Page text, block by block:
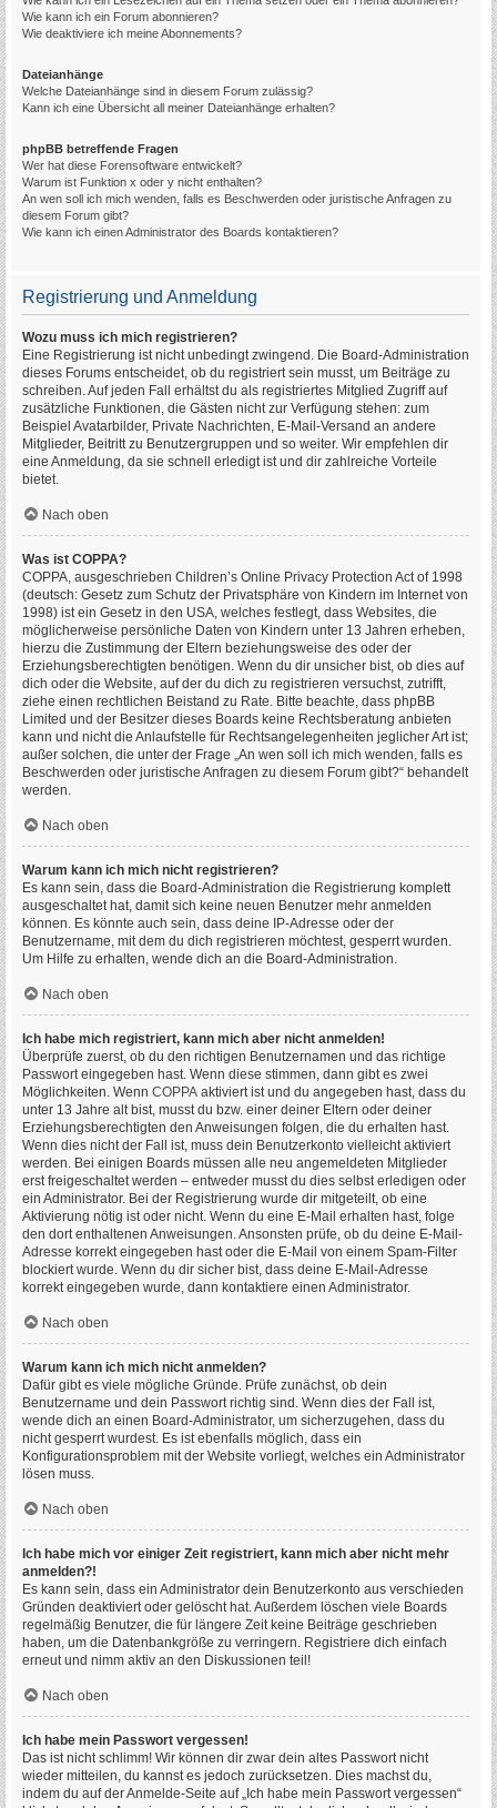
Wie kann ich ein Forum abonnieren?
Wie deaktiviere ich meine Abonnements?
Dateianhänge
Welche Dateianhänge sind in diesem Forum zulässig?
Kann ich eine Übersicht all meiner Dateianhänge erhalten?
phpBB betreffende Fragen
Wer hat diese Forensoftware entwickelt?
Warum ist Funktion x oder y nicht enthalten?
An wen soll ich mich wenden, falls es Beschwerden oder juristische Anfragen zu
diesem Forum gibt?
Wie kann ich einen Administrator des Boards kontaktieren?
Registrierung und Anmeldung
Wozu muss ich mich registrieren?
Eine Registrierung ist nicht unbedingt zwingend. Die Board-Administration
dieses Forums entscheidet, ob du registriert sein musst, um Beiträge zu
schreiben. Auf jeden Fall erhältst du als registriertes Mitglied Zugriff auf
zusätzliche Funktionen, die Gästen nicht zur Verfügung stehen: zum
Beispiel Avatarbilder, Private Nachrichten, E-Mail-Versand an andere
Mitglieder, Beitritt zu Benutzergruppen und so weiter. Wir empfehlen dir
eine Anmeldung, da sie schnell erledigt ist und dir zahlreiche Vorteile
bietet.
Nach oben
Was ist COPPA?
COPPA, ausgeschrieben Children’s Online Privacy Protection Act of 1998
(deutsch: Gesetz zum Schutz der Privatsphäre von Kindern im Internet von
1998) ist ein Gesetz in den USA, welches festlegt, dass Websites, die
möglicherweise persönliche Daten von Kindern unter 13 Jahren erheben,
hierzu die Zustimmung der Eltern beziehungsweise des oder der
Erziehungsberechtigten benötigen. Wenn du dir unsicher bist, ob dies auf
dich oder die Website, auf der du dich zu registrieren versuchst, zutrifft,
ziehe einen rechtlichen Beistand zu Rate. Bitte beachte, dass phpBB
Limited und der Besitzer dieses Boards keine Rechtsberatung anbieten
kann und nicht die Anlaufstelle für Rechtsangelegenheiten jeglicher Art ist;
außer solchen, die unter der Frage „An wen soll ich mich wenden, falls es
Beschwerden oder juristische Anfragen zu diesem Forum gibt?“ behandelt
werden.
Nach oben
Warum kann ich mich nicht registrieren?
Es kann sein, dass die Board-Administration die Registrierung komplett
ausgeschaltet hat, damit sich keine neuen Benutzer mehr anmelden
können. Es könnte auch sein, dass deine IP-Adresse oder der
Benutzername, mit dem du dich registrieren möchtest, gesperrt wurden.
Um Hilfe zu erhalten, wende dich an die Board-Administration.
Nach oben
Ich habe mich registriert, kann mich aber nicht anmelden!
Überprüfe zuerst, ob du den richtigen Benutzernamen und das richtige
Passwort eingegeben hast. Wenn diese stimmen, dann gibt es zwei
Möglichkeiten. Wenn COPPA aktiviert ist und du angegeben hast, dass du
unter 13 Jahre alt bist, musst du bzw. einer deiner Eltern oder deiner
Erziehungsberechtigten den Anweisungen folgen, die du erhalten hast.
Wenn dies nicht der Fall ist, muss dein Benutzerkonto vielleicht aktiviert
werden. Bei einigen Boards müssen alle neu angemeldeten Mitglieder
erst freigeschaltet werden – entweder musst du dies selbst erledigen oder
ein Administrator. Bei der Registrierung wurde dir mitgeteilt, ob eine
Aktivierung nötig ist oder nicht. Wenn du eine E-Mail erhalten hast, folge
den dort enthaltenen Anweisungen. Ansonsten prüfe, ob du deine E-Mail-
Adresse korrekt eingegeben hast oder die E-Mail von einem Spam-Filter
blockiert wurde. Wenn du dir sicher bist, dass deine E-Mail-Adresse
korrekt eingegeben wurde, dann kontaktiere einen Administrator.
Nach oben
Warum kann ich mich nicht anmelden?
Dafür gibt es viele mögliche Gründe. Prüfe zunächst, ob dein
Benutzername und dein Passwort richtig sind. Wenn dies der Fall ist,
wende dich an einen Board-Administrator, um sicherzugehen, dass du
nicht gesperrt wurdest. Es ist ebenfalls möglich, dass ein
Konfigurationsproblem mit der Website vorliegt, welches ein Administrator
lösen muss.
Nach oben
Ich habe mich vor einiger Zeit registriert, kann mich aber nicht mehr
anmelden?!
Es kann sein, dass ein Administrator dein Benutzerkonto aus verschieden
Gründen deaktiviert oder gelöscht hat. Außerdem löschen viele Boards
regelmäßig Benutzer, die für längere Zeit keine Beiträge geschrieben
haben, um die Datenbankgröße zu verringern. Registriere dich einfach
erneut und nimm aktiv an den Diskussionen teil!
Nach oben
Ich habe mein Passwort vergessen!
Das ist nicht schlimm! Wir können dir zwar dein altes Passwort nicht
wieder mitteilen, du kannst es jedoch zurücksetzen. Dies machst du,
indem du auf der Anmelde-Seite auf „Ich habe mein Passwort vergessen“